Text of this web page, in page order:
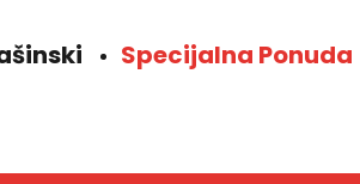
Specijalna Ponuda